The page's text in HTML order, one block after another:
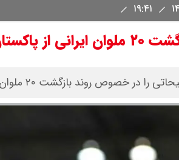
جمعه ۱۶ مرداد ۱۴۰۵ / نفت صعودی شد + جدول
پاکستان
بازگشت ۲۰ ملوان ایرانی به کشورمان ارائه داد.